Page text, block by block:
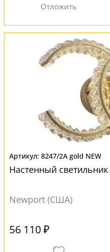
8247/2A gold NEW
Настенный
Newport (США)
56 110 ₽